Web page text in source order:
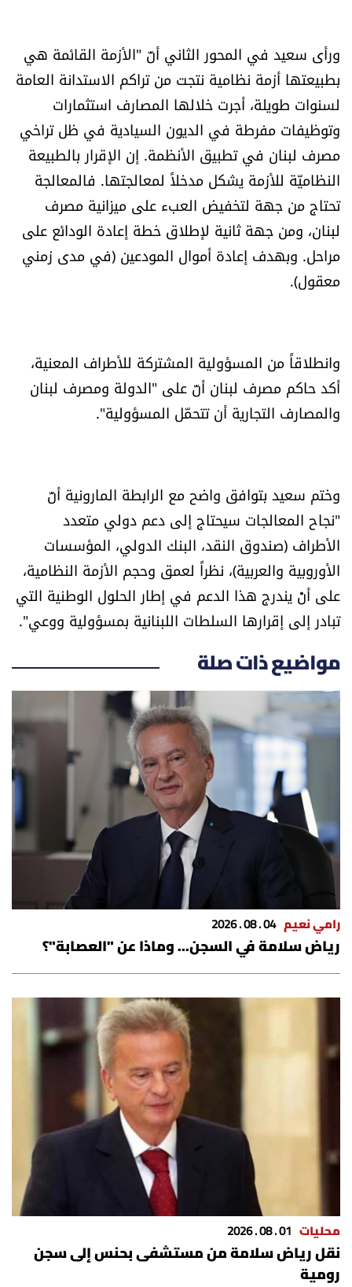
فيديو
من نحن
للتواصل معنا
شروط الاستخدام
شروط الإشتراك
ورأى سعيد في المحور الثاني أنّ "الأزمة القائمة هي
بطبيعتها أزمة نظامية نتجت من تراكم الاستدانة العامة
لسنوات طويلة، أجرت خلالها المصارف استثمارات
وتوظيفات مفرطة في الديون السيادية في ظل تراخي
مصرف لبنان في تطبيق الأنظمة. إن الإقرار بالطبيعة
النظاميّة للأزمة يشكل مدخلاً لمعالجتها. فالمعالجة
تحتاج من جهة لتخفيض العبء على ميزانية مصرف
لبنان، ومن جهة ثانية لإطلاق خطة إعادة الودائع على
مراحل. وبهدف إعادة أموال المودعين (في مدى زمني
معقول).
وانطلاقاً من المسؤولية المشتركة للأطراف المعنية،
أكد حاكم مصرف لبنان أنّ على "الدولة ومصرف لبنان
والمصارف التجارية أن تتحمّل المسؤولية".
وختم سعيد بتوافق واضح مع الرابطة المارونية أنّ
"نجاح المعالجات سيحتاج إلى دعم دولي متعدد
الأطراف (صندوق النقد، البنك الدولي، المؤسسات
الأوروبية والعربية)، نظراً لعمق وحجم الأزمة النظامية،
على أنْ يندرج هذا الدعم في إطار الحلول الوطنية التي
تبادر إلى إقرارها السلطات اللبنانية بمسؤولية ووعي".
مواضيع ذات صلة
رامي نعيم 04 . 08 . 2026
رياض سلامة في السجن... وماذا عن "العصابة"؟
محليات 01 . 08 . 2026
نقل رياض سلامة من مستشفى بحنس إلى سجن
رومية